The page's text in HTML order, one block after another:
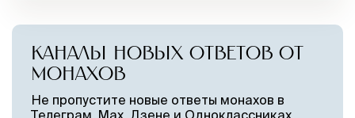
КАНАЛЫ НОВЫХ ОТВЕТОВ ОТ
МОНАХОВ
Не пропустите новые ответы монахов в
Телеграм, Max, Дзене и Одноклассниках.